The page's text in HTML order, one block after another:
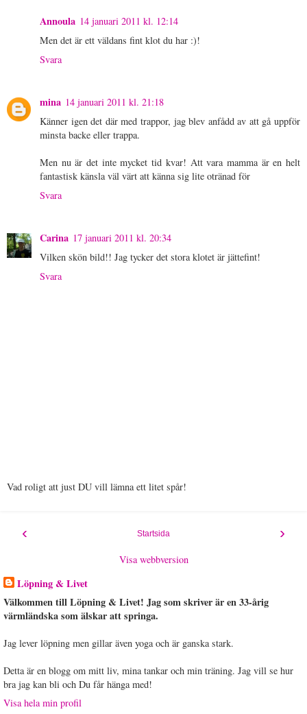
Annoula 14 januari 2011 kl. 12:14
Men det är ett väldans fint klot du har :)!
Svara
mina 14 januari 2011 kl. 21:18
Känner igen det där med trappor, jag blev anfådd av att gå uppför
minsta backe eller trappa.
Men nu är det inte mycket tid kvar! Att vara mamma är en helt
fantastisk känsla väl värt att känna sig lite otränad för
Svara
Carina 17 januari 2011 kl. 20:34
Vilken skön bild!! Jag tycker det stora klotet är jättefint!
Svara
Vad roligt att just DU vill lämna ett litet spår!
‹ ›
Startsida
Visa webbversion
Löpning & Livet
Välkommen till Löpning & Livet! Jag som skriver är en 33-årig
värmländska som älskar att springa.
Jag lever löpning men gillar även yoga och är ganska stark.
Detta är en blogg om mitt liv, mina tankar och min träning. Jag vill se hur
bra jag kan bli och Du får hänga med!
Visa hela min profil